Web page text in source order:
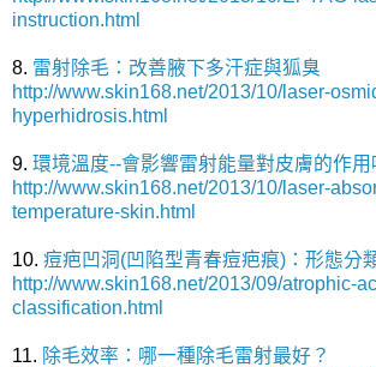
instruction.html
8. 雷射除毛：改善腋下多汗症與狐臭
http://www.skin168.net/2013/10/laser-
hyperhidrosis.html
9. 環境溫度--會影響雷射能量對皮膚的作用
http://www.skin168.net/2013/10/laser-
temperature-skin.html
10. 痘疤凹洞(凹陷型青春痘疤痕)：形態分
http://www.skin168.net/2013/09/atrophic-
classification.html
11. 除毛效率：哪一種除毛雷射最好？